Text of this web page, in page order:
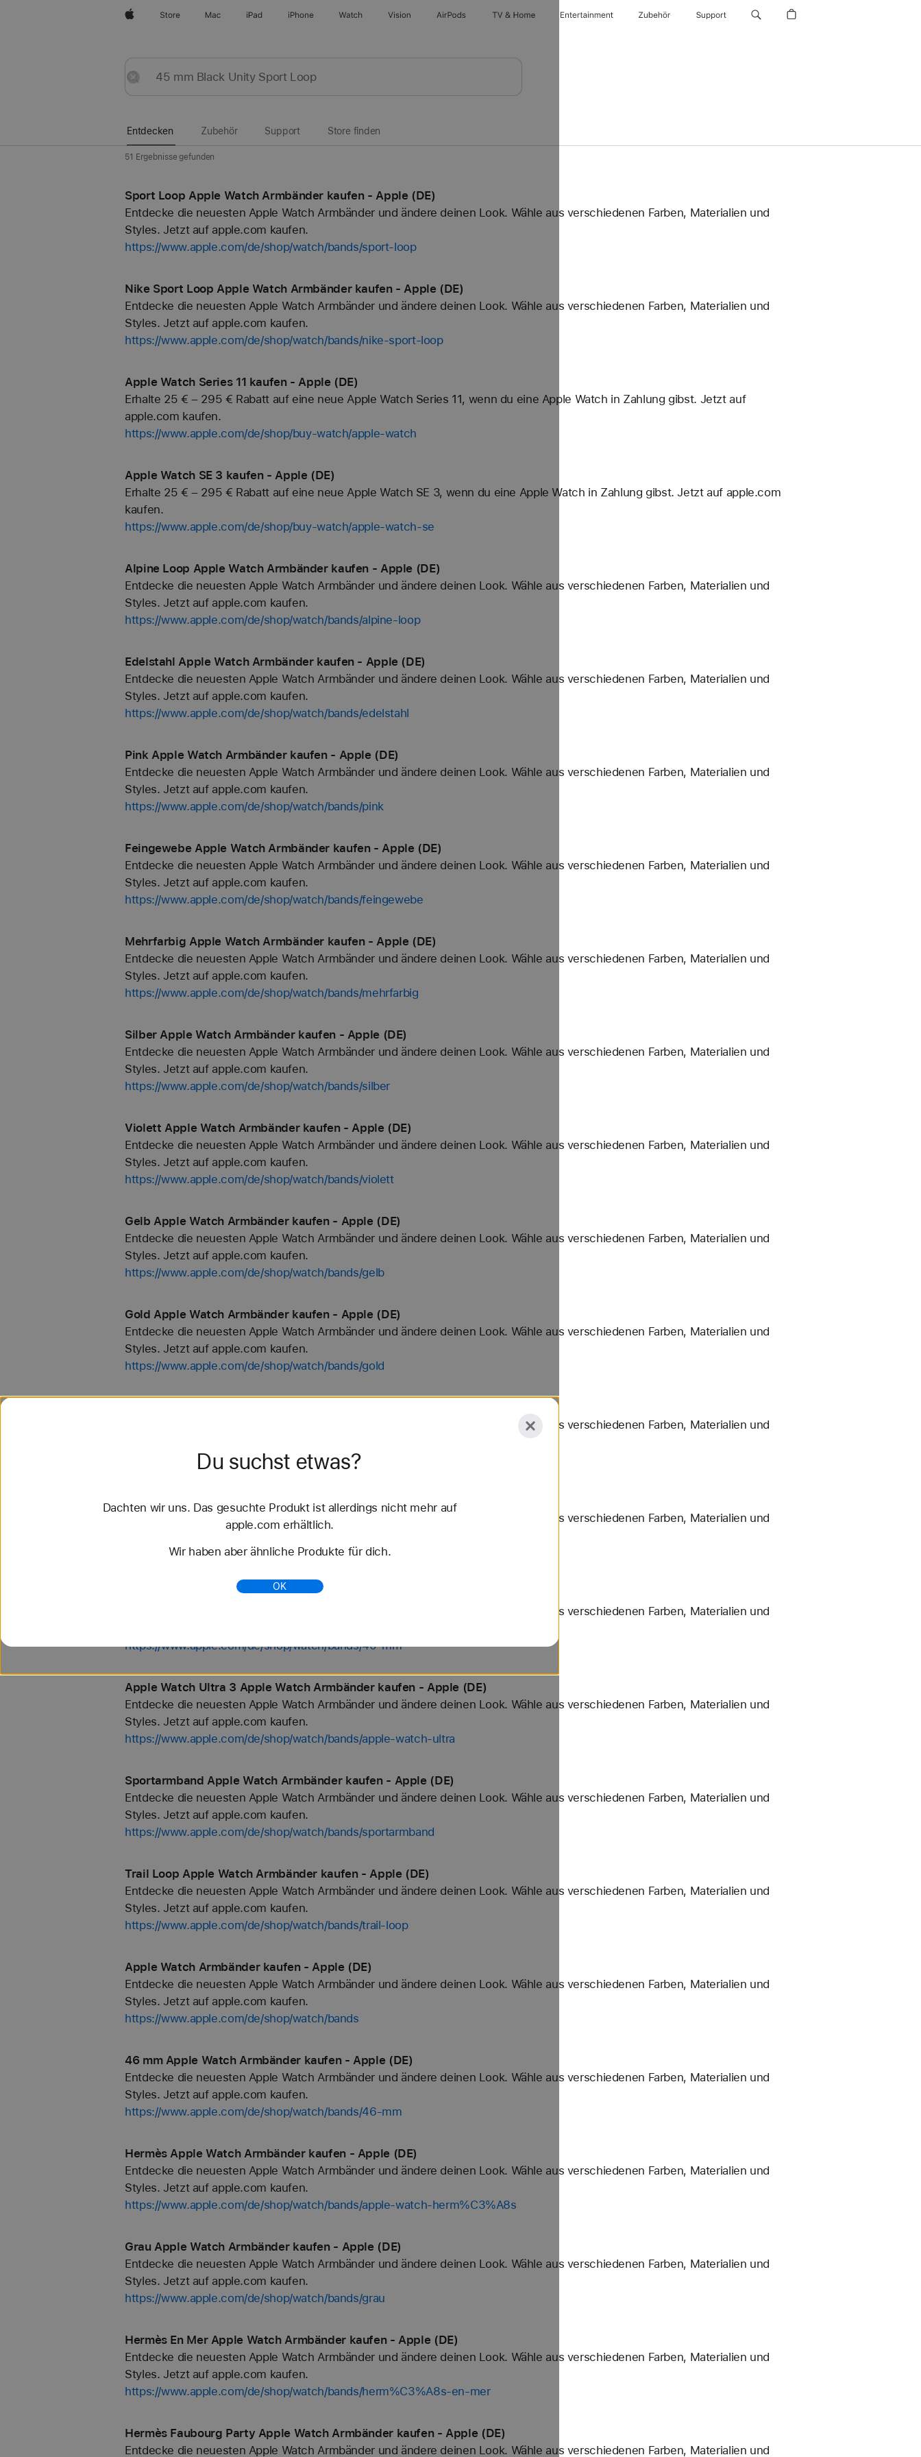
AppleStore Mac iPad iPhone Watch Vision AirPods TV & Home Entertainment Zubehör Support
Senden
Zurücksetzen
Entdecken Zubehör Support Store finden
51 Ergebnisse gefunden
Sport Loop Apple Watch Armbänder kaufen - Apple (DE)
Entdecke die neuesten Apple Watch Armbänder und ändere deinen Look. Wähle aus verschiedenen Farben, Materialien und
Styles. Jetzt auf apple.com kaufen.
https://www.apple.com/de/shop/watch/bands/sport-loop
Nike Sport Loop Apple Watch Armbänder kaufen - Apple (DE)
Entdecke die neuesten Apple Watch Armbänder und ändere deinen Look. Wähle aus verschiedenen Farben, Materialien und
Styles. Jetzt auf apple.com kaufen.
https://www.apple.com/de/shop/watch/bands/nike-sport-loop
Apple Watch Series 11 kaufen - Apple (DE)
Erhalte 25 € – 295 € Rabatt auf eine neue Apple Watch Series 11, wenn du eine Apple Watch in Zahlung gibst. Jetzt auf
apple.com kaufen.
https://www.apple.com/de/shop/buy-watch/apple-watch
Apple Watch SE 3 kaufen - Apple (DE)
Erhalte 25 € – 295 € Rabatt auf eine neue Apple Watch SE 3, wenn du eine Apple Watch in Zahlung gibst. Jetzt auf apple.com
kaufen.
https://www.apple.com/de/shop/buy-watch/apple-watch-se
Alpine Loop Apple Watch Armbänder kaufen - Apple (DE)
Entdecke die neuesten Apple Watch Armbänder und ändere deinen Look. Wähle aus verschiedenen Farben, Materialien und
Styles. Jetzt auf apple.com kaufen.
https://www.apple.com/de/shop/watch/bands/alpine-loop
Edelstahl Apple Watch Armbänder kaufen - Apple (DE)
Entdecke die neuesten Apple Watch Armbänder und ändere deinen Look. Wähle aus verschiedenen Farben, Materialien und
Styles. Jetzt auf apple.com kaufen.
https://www.apple.com/de/shop/watch/bands/edelstahl
Pink Apple Watch Armbänder kaufen - Apple (DE)
Entdecke die neuesten Apple Watch Armbänder und ändere deinen Look. Wähle aus verschiedenen Farben, Materialien und
Styles. Jetzt auf apple.com kaufen.
https://www.apple.com/de/shop/watch/bands/pink
Feingewebe Apple Watch Armbänder kaufen - Apple (DE)
Entdecke die neuesten Apple Watch Armbänder und ändere deinen Look. Wähle aus verschiedenen Farben, Materialien und
Styles. Jetzt auf apple.com kaufen.
https://www.apple.com/de/shop/watch/bands/feingewebe
Mehrfarbig Apple Watch Armbänder kaufen - Apple (DE)
Entdecke die neuesten Apple Watch Armbänder und ändere deinen Look. Wähle aus verschiedenen Farben, Materialien und
Styles. Jetzt auf apple.com kaufen.
https://www.apple.com/de/shop/watch/bands/mehrfarbig
Silber Apple Watch Armbänder kaufen - Apple (DE)
Entdecke die neuesten Apple Watch Armbänder und ändere deinen Look. Wähle aus verschiedenen Farben, Materialien und
Styles. Jetzt auf apple.com kaufen.
https://www.apple.com/de/shop/watch/bands/silber
Violett Apple Watch Armbänder kaufen - Apple (DE)
Entdecke die neuesten Apple Watch Armbänder und ändere deinen Look. Wähle aus verschiedenen Farben, Materialien und
Styles. Jetzt auf apple.com kaufen.
https://www.apple.com/de/shop/watch/bands/violett
Gelb Apple Watch Armbänder kaufen - Apple (DE)
Entdecke die neuesten Apple Watch Armbänder und ändere deinen Look. Wähle aus verschiedenen Farben, Materialien und
Styles. Jetzt auf apple.com kaufen.
https://www.apple.com/de/shop/watch/bands/gelb
Gold Apple Watch Armbänder kaufen - Apple (DE)
Entdecke die neuesten Apple Watch Armbänder und ändere deinen Look. Wähle aus verschiedenen Farben, Materialien und
Styles. Jetzt auf apple.com kaufen.
https://www.apple.com/de/shop/watch/bands/gold
Entdecke die neuesten Apple Watch Armbänder und ändere deinen Look. Wähle aus verschiedenen Farben, Materialien und
https://www.apple.com/de/shop/watch/bands/herm%C3%A8s-toile-h-double-jeu
Weiß Apple Watch Armbänder kaufen - Apple (DE)
Entdecke die neuesten Apple Watch Armbänder und ändere deinen Look. Wähle aus verschiedenen Farben, Materialien und
Styles. Jetzt auf apple.com kaufen.
https://www.apple.com/de/shop/watch/bands/wei%C3%9F
40 mm Apple Watch Armbänder kaufen - Apple (DE)
Entdecke die neuesten Apple Watch Armbänder und ändere deinen Look. Wähle aus verschiedenen Farben, Materialien und
https://www.apple.com/de/shop/watch/bands/40-mm
Apple Watch Ultra 3 Apple Watch Armbänder kaufen - Apple (DE)
Entdecke die neuesten Apple Watch Armbänder und ändere deinen Look. Wähle aus verschiedenen Farben, Materialien und
Styles. Jetzt auf apple.com kaufen.
https://www.apple.com/de/shop/watch/bands/apple-watch-ultra
Sportarmband Apple Watch Armbänder kaufen - Apple (DE)
Entdecke die neuesten Apple Watch Armbänder und ändere deinen Look. Wähle aus verschiedenen Farben, Materialien und
Styles. Jetzt auf apple.com kaufen.
https://www.apple.com/de/shop/watch/bands/sportarmband
Trail Loop Apple Watch Armbänder kaufen - Apple (DE)
Entdecke die neuesten Apple Watch Armbänder und ändere deinen Look. Wähle aus verschiedenen Farben, Materialien und
Styles. Jetzt auf apple.com kaufen.
https://www.apple.com/de/shop/watch/bands/trail-loop
Apple Watch Armbänder kaufen - Apple (DE)
Entdecke die neuesten Apple Watch Armbänder und ändere deinen Look. Wähle aus verschiedenen Farben, Materialien und
Styles. Jetzt auf apple.com kaufen.
https://www.apple.com/de/shop/watch/bands
46 mm Apple Watch Armbänder kaufen - Apple (DE)
Entdecke die neuesten Apple Watch Armbänder und ändere deinen Look. Wähle aus verschiedenen Farben, Materialien und
Styles. Jetzt auf apple.com kaufen.
https://www.apple.com/de/shop/watch/bands/46-mm
Hermès Apple Watch Armbänder kaufen - Apple (DE)
Entdecke die neuesten Apple Watch Armbänder und ändere deinen Look. Wähle aus verschiedenen Farben, Materialien und
Styles. Jetzt auf apple.com kaufen.
https://www.apple.com/de/shop/watch/bands/apple-watch-herm%C3%A8s
Grau Apple Watch Armbänder kaufen - Apple (DE)
Entdecke die neuesten Apple Watch Armbänder und ändere deinen Look. Wähle aus verschiedenen Farben, Materialien und
Styles. Jetzt auf apple.com kaufen.
https://www.apple.com/de/shop/watch/bands/grau
Hermès En Mer Apple Watch Armbänder kaufen - Apple (DE)
Entdecke die neuesten Apple Watch Armbänder und ändere deinen Look. Wähle aus verschiedenen Farben, Materialien und
Styles. Jetzt auf apple.com kaufen.
https://www.apple.com/de/shop/watch/bands/herm%C3%A8s-en-mer
Hermès Faubourg Party Apple Watch Armbänder kaufen - Apple (DE)
Entdecke die neuesten Apple Watch Armbänder und ändere deinen Look. Wähle aus verschiedenen Farben, Materialien und
Du suchst etwas?
Dachten wir uns. Das gesuchte Produkt ist allerdings nicht mehr auf
apple.com erhältlich.
Wir haben aber ähnliche Produkte für dich.
OK